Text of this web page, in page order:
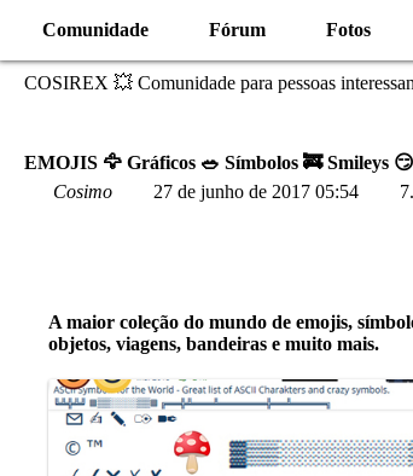
Comunidade Fórum Fotos
COSIREX 💥 Comunidade para pessoas
EMOJIS 🦅 Gráficos 🥗 Símbolos 🚒 Smileys 😏
Cosimo
27 de junho de 2017 05:54
A maior coleção do mundo de emojis,
objetos, viagens, bandeiras e muito mais.